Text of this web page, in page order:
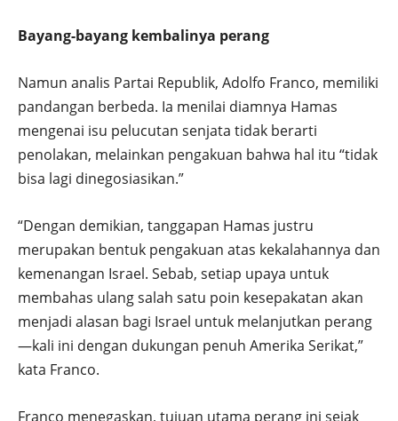
Bayang-bayang kembalinya perang
Namun analis Partai Republik, Adolfo Franco, memiliki
pandangan berbeda. Ia menilai diamnya Hamas
mengenai isu pelucutan senjata tidak berarti
penolakan, melainkan pengakuan bahwa hal itu “tidak
bisa lagi dinegosiasikan.”
“Dengan demikian, tanggapan Hamas justru
merupakan bentuk pengakuan atas kekalahannya dan
kemenangan Israel. Sebab, setiap upaya untuk
membahas ulang salah satu poin kesepakatan akan
menjadi alasan bagi Israel untuk melanjutkan perang
—kali ini dengan dukungan penuh Amerika Serikat,”
kata Franco.
Franco menegaskan, tujuan utama perang ini sejak